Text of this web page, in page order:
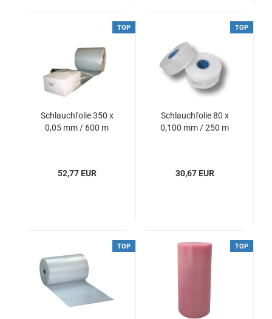
TOP
Schlauchfolie 350 x
0,05 mm / 600 m
52,77 EUR
TOP
Schlauchfolie 80 x
0,100 mm / 250 m
30,67 EUR
TOP TOP